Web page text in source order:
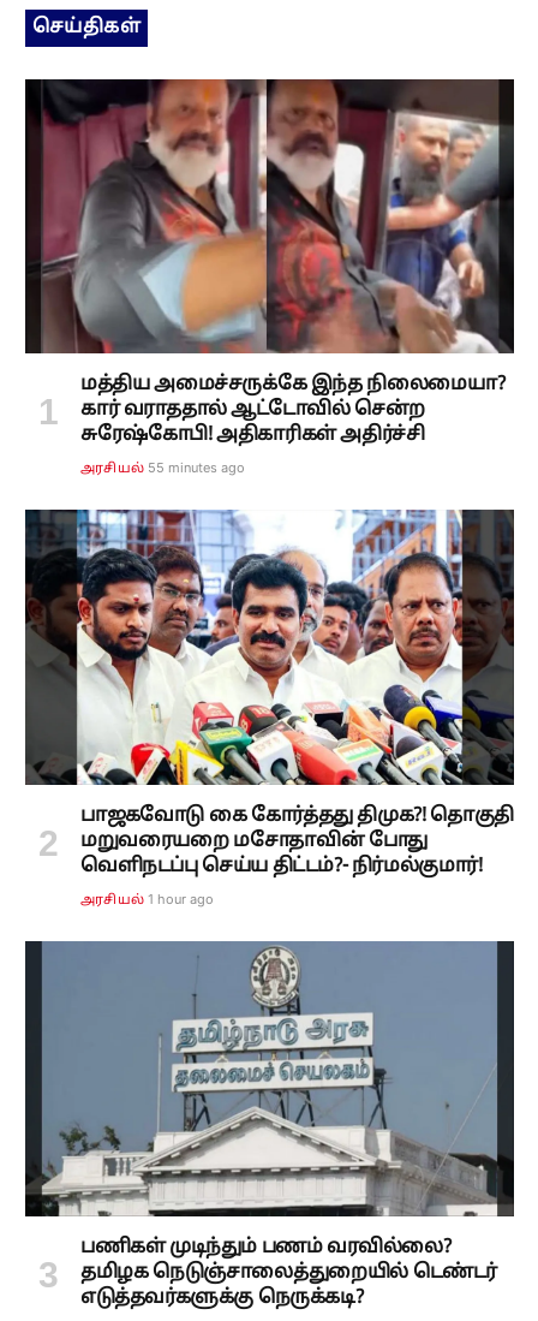
செய்திகள்
மத்திய அமைச்சருக்கே இந்த நிலைமையா?
கார் வராததால் ஆட்டோவில் சென்ற
சுரேஷ்கோபி! அதிகாரிகள் அதிர்ச்சி
அரசியல் 55 minutes ago
பாஜகவோடு கை கோர்த்தது திமுக?! தொகுதி
மறுவரையறை மசோதாவின் போது
வெளிநடப்பு செய்ய திட்டம்?- நிர்மல்குமார்!
அரசியல் 1 hour ago
பணிகள் முடிந்தும் பணம் வரவில்லை?
தமிழக நெடுஞ்சாலைத்துறையில் டெண்டர்
எடுத்தவர்களுக்கு நெருக்கடி?